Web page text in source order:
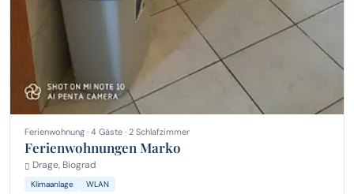
Ferienwohnung · 4 Gäste · 2 Schlafzimmer
Ferienwohnungen Marko
Drage, Biograd
Klimaanlage WLAN